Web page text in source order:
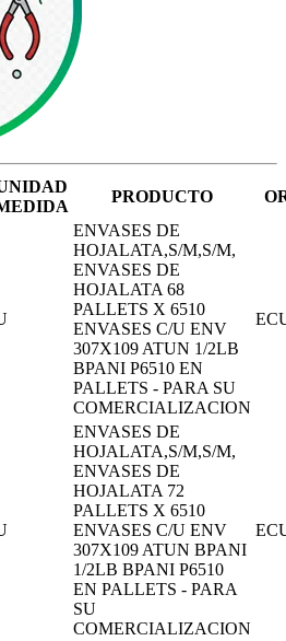
PRODUCTO
ENVASES DE
HOJALATA,S/M,S/M,
ENVASES DE
HOJALATA 68
PALLETS X 6510
ENVASES C/U ENV
307X109 ATUN 1/2LB
BPANI P6510 EN
PALLETS - PARA SU
COMERCIALIZACION
ENVASES DE
HOJALATA,S/M,S/M,
ENVASES DE
HOJALATA 72
PALLETS X 6510
ENVASES C/U ENV
307X109 ATUN BPANI
1/2LB BPANI P6510
EN PALLETS - PARA
SU
COMERCIALIZACION